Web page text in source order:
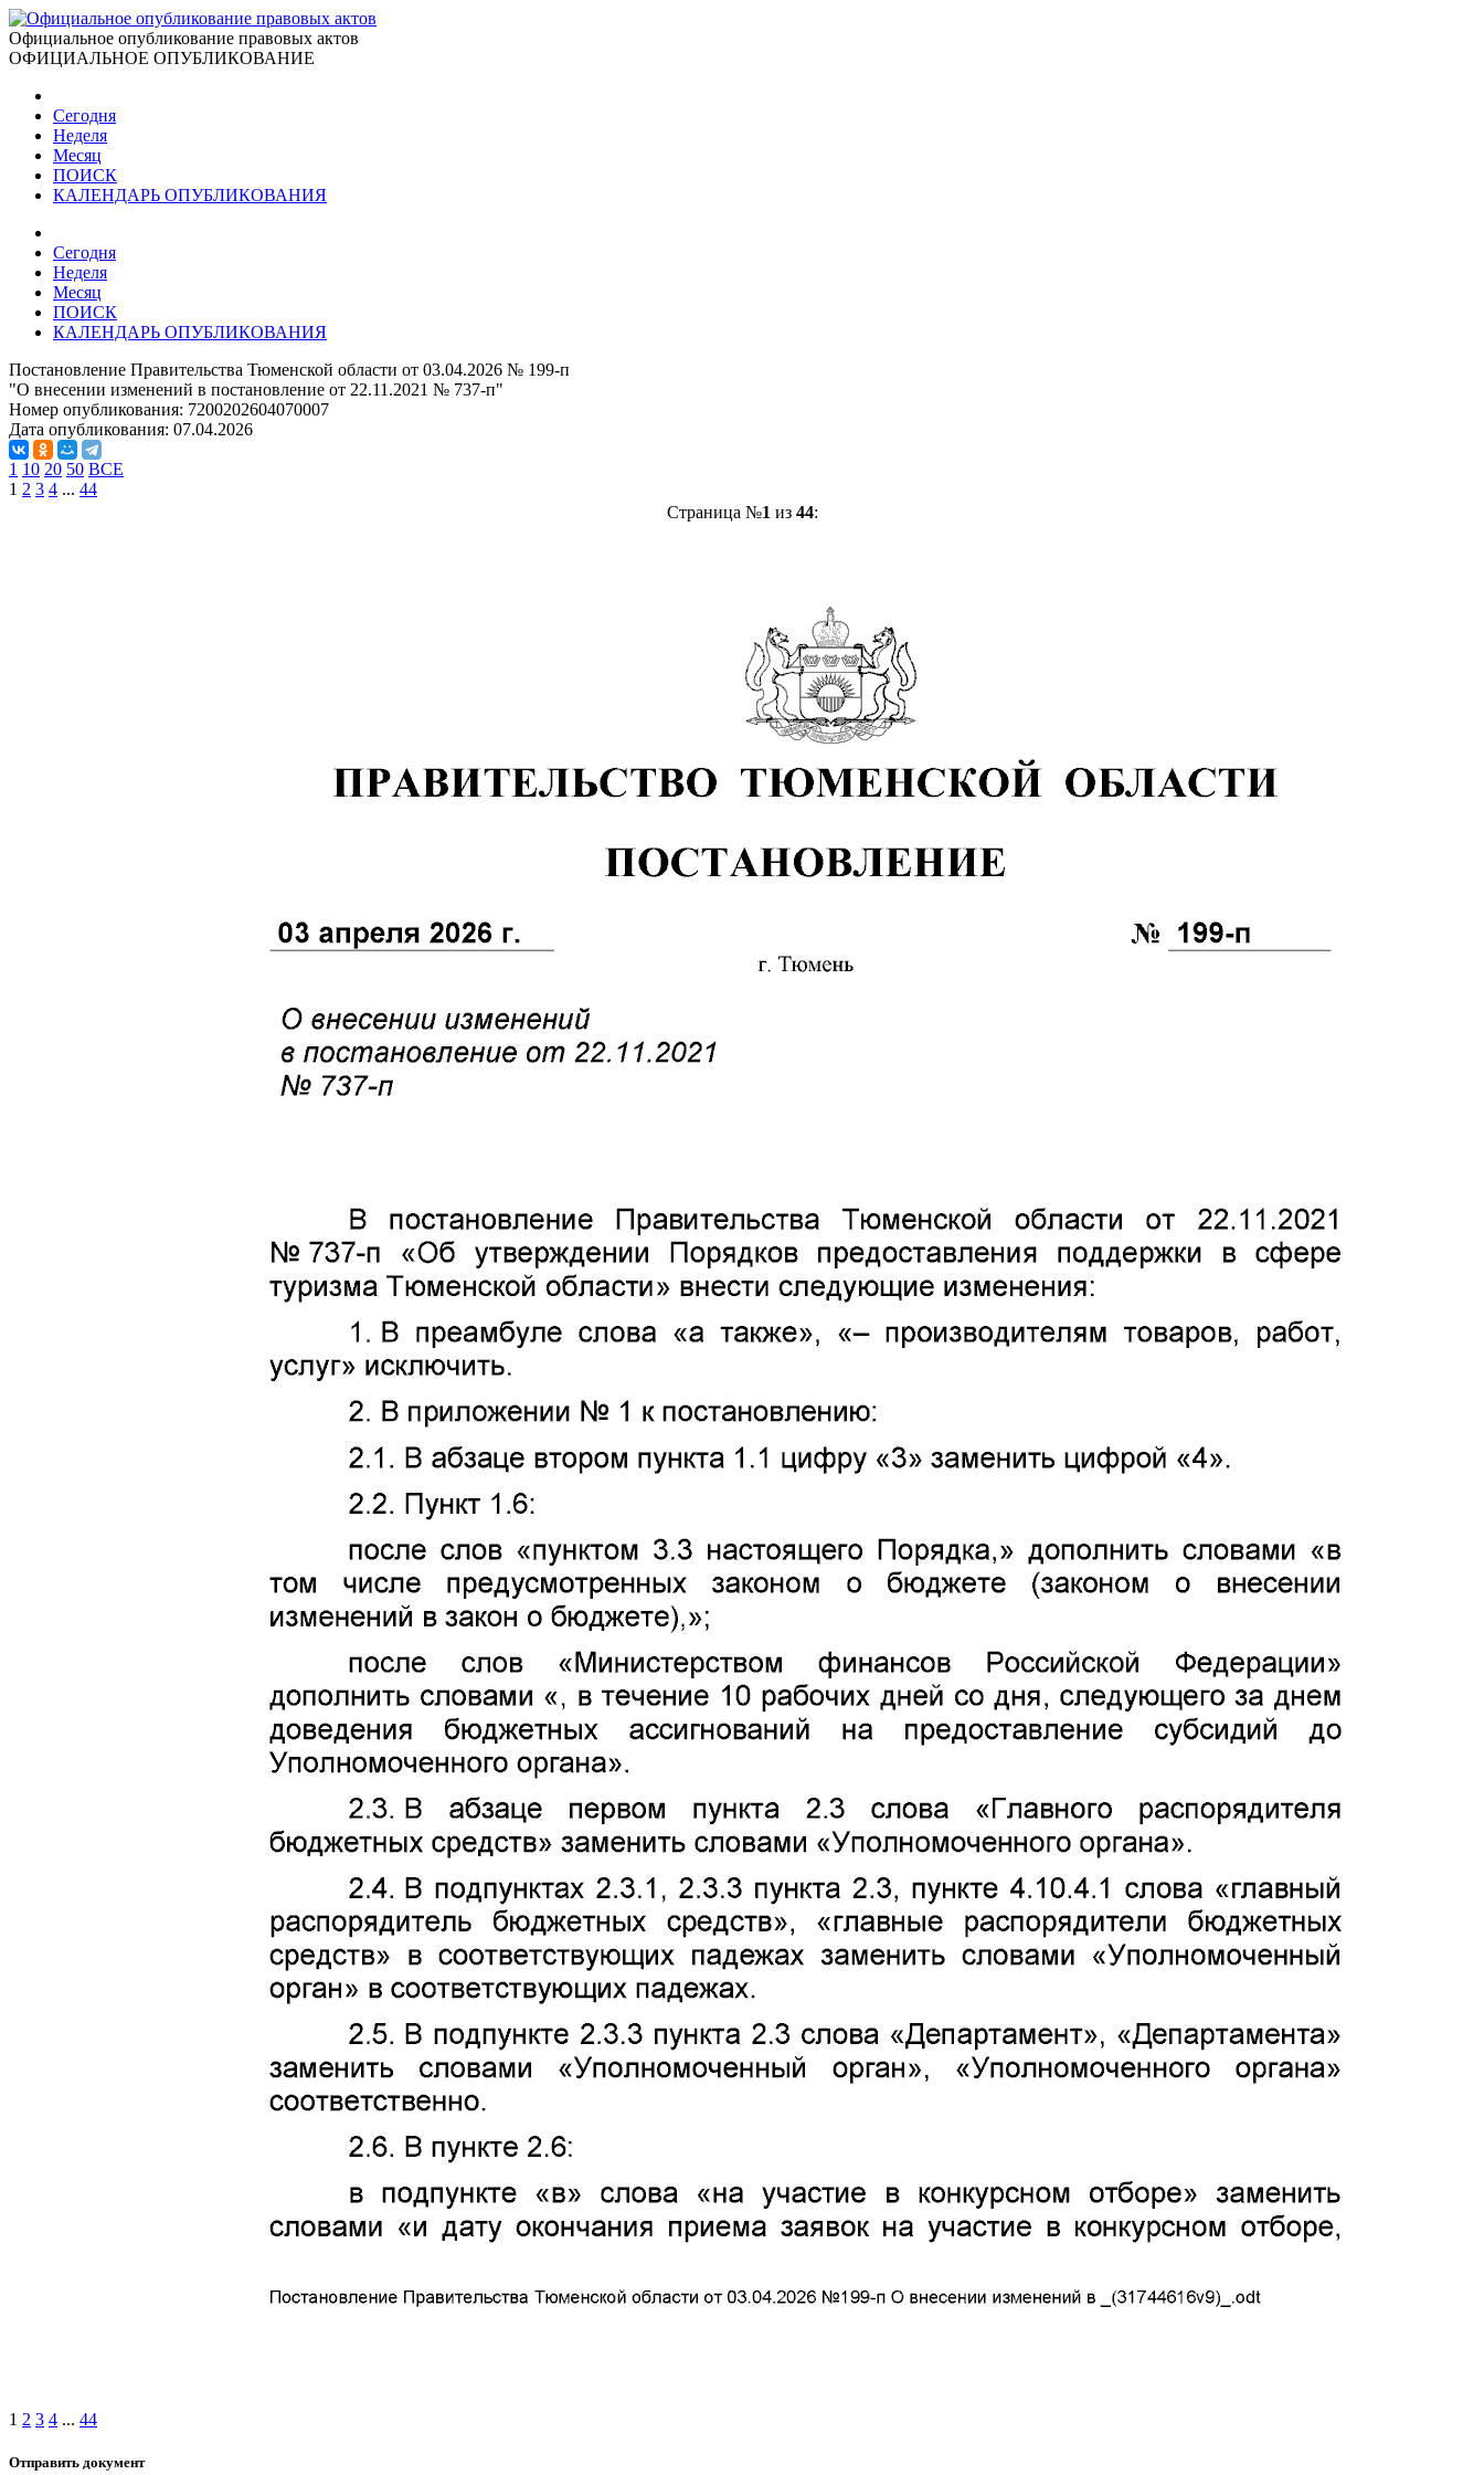
Официальное опубликование правовых актов
ОФИЦИАЛЬНОЕ ОПУБЛИКОВАНИЕ
Сегодня
Неделя
Месяц
ПОИСК
КАЛЕНДАРЬ ОПУБЛИКОВАНИЯ
Сегодня
Неделя
Месяц
ПОИСК
КАЛЕНДАРЬ ОПУБЛИКОВАНИЯ
Постановление Правительства Тюменской области от 03.04.2026 № 199-п
"О внесении изменений в постановление от 22.11.2021 № 737-п"
Номер опубликования: 7200202604070007
Дата опубликования: 07.04.2026
1 10 20 50 ВСЕ
1 2 3 4 ... 44
Страница №1 из 44:
1 2 3 4 ... 44
Отправить документ